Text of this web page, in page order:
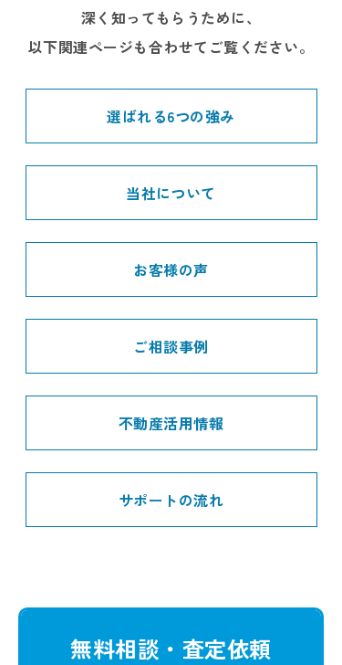
深く知ってもらうために、
以下関連ページも合わせてご覧ください。
選ばれる6つの強み
当社について
お客様の声
ご相談事例
不動産活用情報
サポートの流れ
無料相談・査定依頼